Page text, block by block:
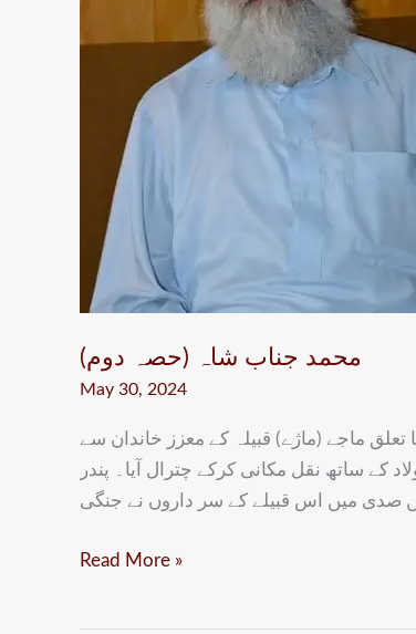
محمد جناب شاہ (حصہ دوم)
May 30, 2024
تعلق ماجے (ماژے) قبیلہ کے معزز خاندان سے
کے ساتھ نقل مکانی کرکے چترال آیا۔ پندر
صدی میں اس قبیلے کے سر داروں نے جنگی
Read More »